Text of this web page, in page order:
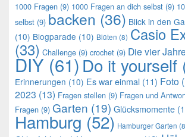
1000 Fragen (9) 1000 Fragen an dich selbst (9)
selbst (9) backen (36) Blick in den
(10) Blogparade (10) Blüten (8) Casio
(33) Challenge (9) crochet (9) Die vier
DIY (61)Do it yourself
Erinnerungen (10) Es war einmal (11) Foto
2023 (13) Fragen stellen (9) Fragen und
Fragen (9) Garten (19) Glücksmomente
Hamburg (52) Hamburger Garten